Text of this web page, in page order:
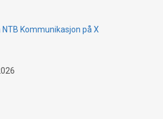
Kommunikasjon på X